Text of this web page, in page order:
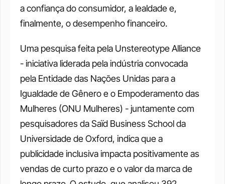
a confiança do consumidor, a lealdade e,
finalmente, o desempenho financeiro.
Uma pesquisa feita pela Unstereotype Alliance
- iniciativa liderada pela indústria convocada
pela Entidade das Nações Unidas para a
Igualdade de Gênero e o Empoderamento das
Mulheres (ONU Mulheres) - juntamente com
pesquisadores da Saïd Business School da
Universidade de Oxford, indica que a
publicidade inclusiva impacta positivamente as
vendas de curto prazo e o valor da marca de